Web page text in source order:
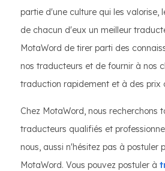
partie d'une culture qui les valorise,
de chacun d'eux un meilleur
MotaWord de tirer parti des
nos traducteurs et de fournir à nos
traduction rapidement et à des prix
Chez MotaWord, nous recherchons
traducteurs qualifiés et
nous, aussi n'hésitez pas à postuler
MotaWord. Vous pouvez postuler à